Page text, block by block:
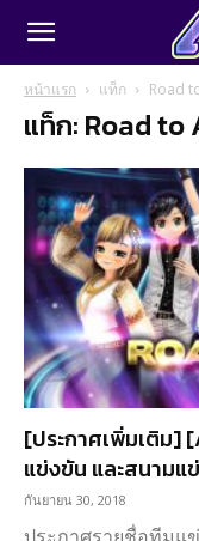
หน้าแรก แท็ก Road
แท็ก: Road to
[ประกาศเพิ่มเติม]
แข่งขัน และสนามแ
กันยายน 30, 2018